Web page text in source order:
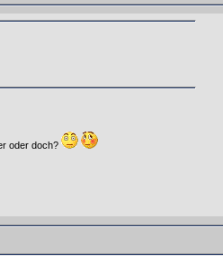
oder doch?